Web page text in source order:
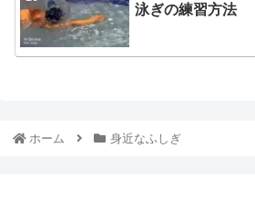
泳ぎの練習方法
ホーム 身近なふしぎ